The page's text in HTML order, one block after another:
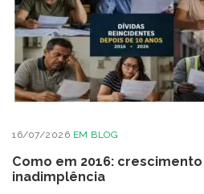
16/07/2026 EM BLOG
Como em 2016:
inadimplência